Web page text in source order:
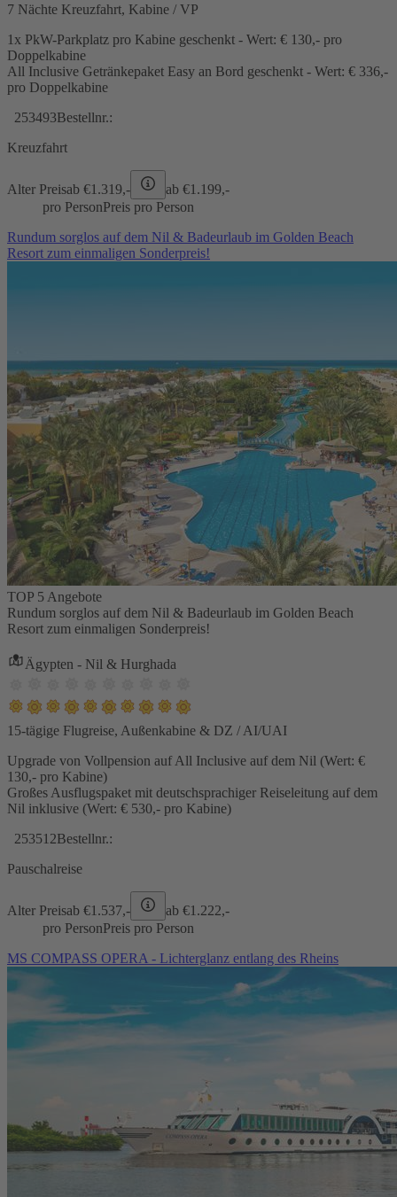
7 Nächte Kreuzfahrt, Kabine / VP
1x PkW-Parkplatz pro Kabine geschenkt - Wert: € 130,- pro
Doppelkabine
All Inclusive Getränkepaket Easy an Bord geschenkt - Wert: € 336,-
pro Doppelkabine
253493Bestellnr.:
Kreuzfahrt
Alter Preisab €1.319,- ab €1.199,-
pro PersonPreis pro Person
Rundum sorglos auf dem Nil & Badeurlaub im Golden Beach
Resort zum einmaligen Sonderpreis!
TOP 5 Angebote
Rundum sorglos auf dem Nil & Badeurlaub im Golden Beach
Resort zum einmaligen Sonderpreis!
Ägypten - Nil & Hurghada
15-tägige Flugreise, Außenkabine & DZ / AI/UAI
Upgrade von Vollpension auf All Inclusive auf dem Nil (Wert: €
130,- pro Kabine)
Großes Ausflugspaket mit deutschsprachiger Reiseleitung auf dem
Nil inklusive (Wert: € 530,- pro Kabine)
253512Bestellnr.:
Pauschalreise
Alter Preisab €1.537,- ab €1.222,-
pro PersonPreis pro Person
MS COMPASS OPERA - Lichterglanz entlang des Rheins